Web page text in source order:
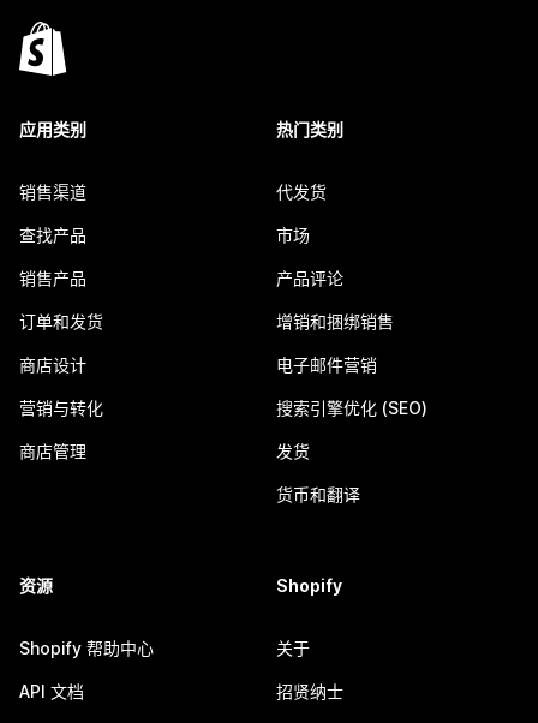
应用类别
销售渠道
查找产品
销售产品
订单和发货
商店设计
营销与转化
商店管理
热门类别
代发货
市场
产品评论
增销和捆绑销售
电子邮件营销
搜索引擎优化 (SEO)
发货
货币和翻译
资源
Shopify 帮助中心
API 文档
Shopify
关于
招贤纳士